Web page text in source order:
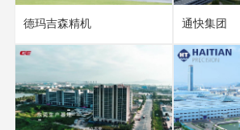
德玛吉森精机 通快集团